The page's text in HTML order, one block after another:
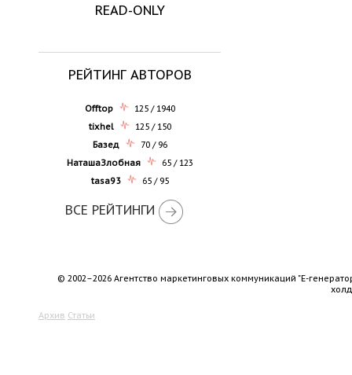
READ-ONLY
РЕЙТИНГ АВТОРОВ
Offtop
125 / 1940
tixhel
125 / 150
Базед
70 / 96
НаташаЗлобная
65 / 123
tasa93
65 / 95
ВСЕ РЕЙТИНГИ
© 2002–2026 Агентство маркетинговых коммуникаций "Е-
Архив Статьи